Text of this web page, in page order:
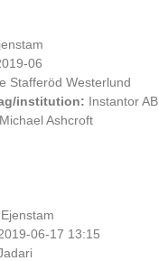
06
Stafferöd Westerlund
institution: Instantor AB
Michael Ashcroft
06-17 13:15